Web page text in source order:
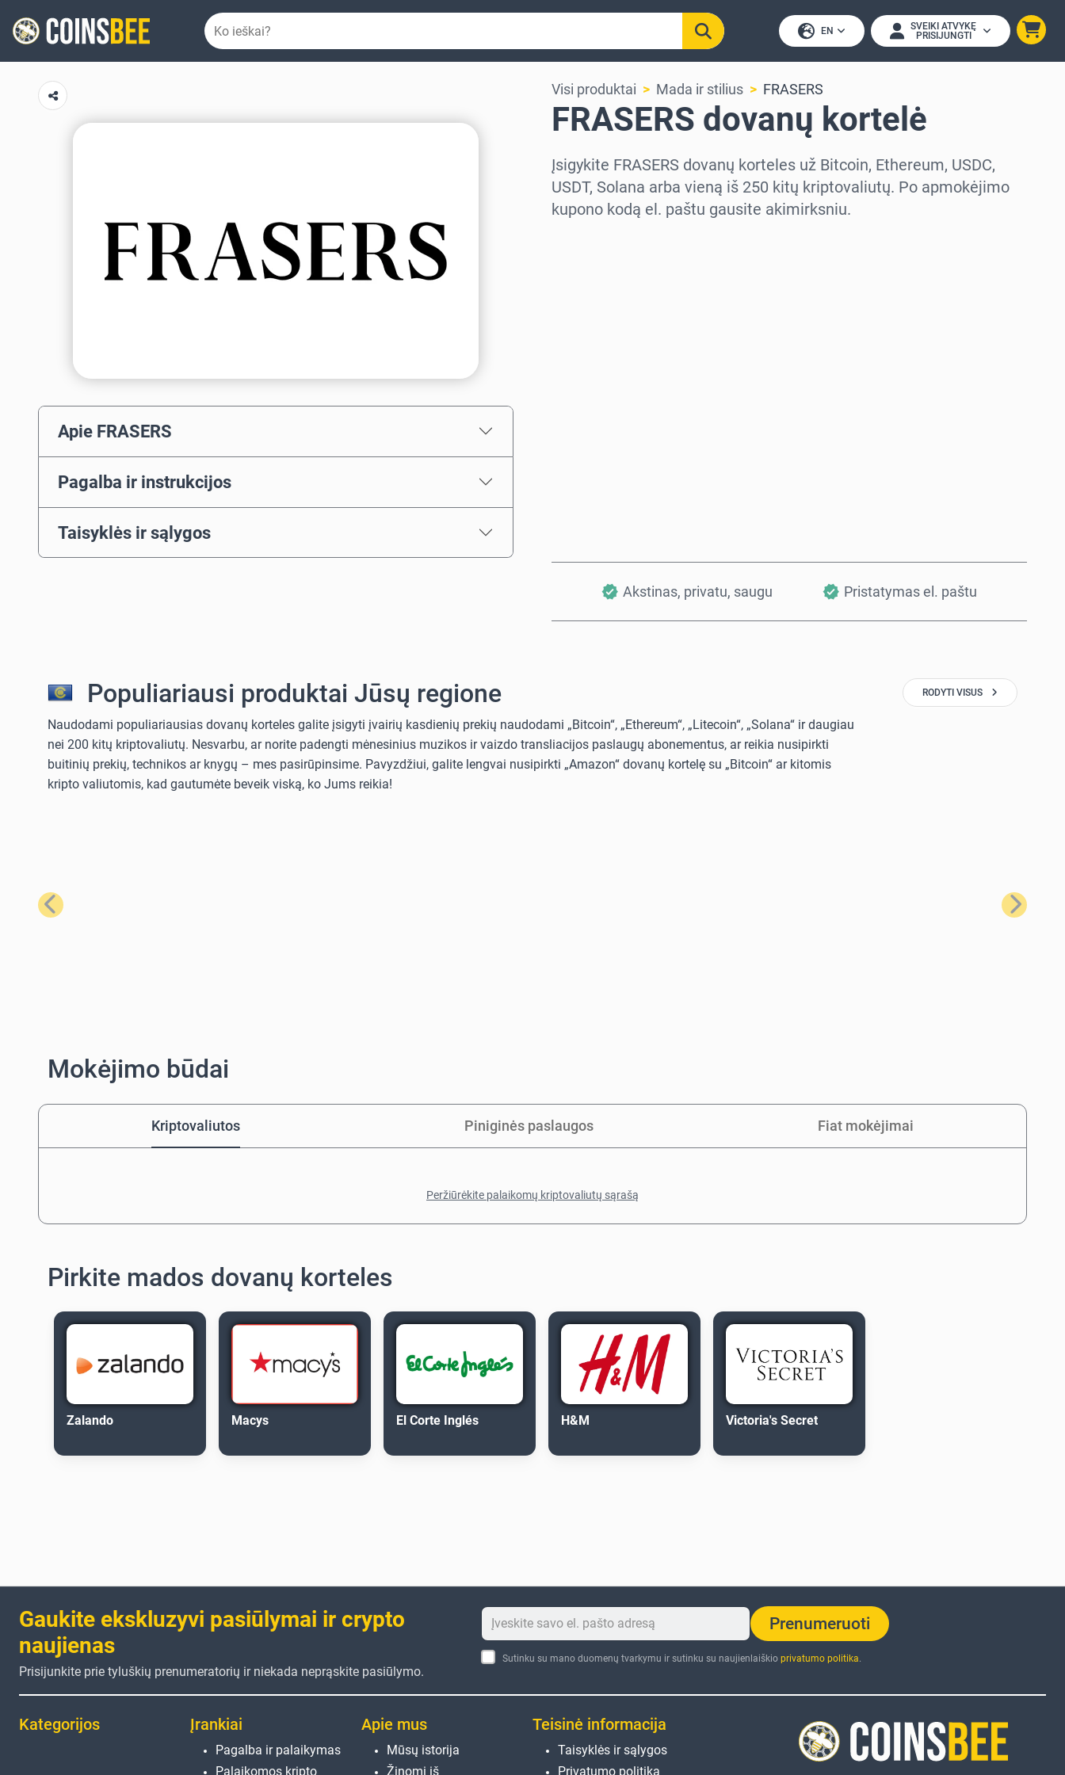
EN
SVEIKI ATVYKĘ
PRISIJUNGTI
Apie FRASERS
Pagalba ir instrukcijos
Taisyklės ir sąlygos
Visi produktai Mada ir stilius FRASERS
FRASERS dovanų kortelė
Įsigykite FRASERS dovanų korteles už Bitcoin, Ethereum, USDC,
USDT, Solana arba vieną iš 250 kitų kriptovaliutų. Po apmokėjimo
kupono kodą el. paštu gausite akimirksniu.
Akstinas, privatu, saugu Pristatymas el. paštu
Populiariausi produktai Jūsų regione
Naudodami populiariausias dovanų korteles galite įsigyti įvairių kasdienių prekių naudodami „Bitcoin“, „Ethereum“, „Litecoin“, „Solana“ ir daugiau
nei 200 kitų kriptovaliutų. Nesvarbu, ar norite padengti mėnesinius muzikos ir vaizdo transliacijos paslaugų abonementus, ar reikia nusipirkti
buitinių prekių, technikos ar knygų – mes pasirūpinsime. Pavyzdžiui, galite lengvai nusipirkti „Amazon“ dovanų kortelę su „Bitcoin“ ar kitomis
kripto valiutomis, kad gautumėte beveik viską, ko Jums reikia!
RODYTI VISUS
Ankstesnis Kitas
Mokėjimo būdai
Kriptovaliutos Piniginės paslaugos Fiat mokėjimai
Peržiūrėkite palaikomų kriptovaliutų sąrašą
Pirkite mados dovanų korteles
Zalando Macys El Corte Inglés H&M Victoria's Secret
Gaukite ekskluzyvi pasiūlymai ir crypto
naujienas
Prisijunkite prie tyluškių prenumeratorių ir niekada neprąskite pasiūlymo.
Prenumeruoti
Sutinku su mano duomenų tvarkymu ir sutinku su naujienlaiškio privatumo politika.
Kategorijos Įrankiai
Pagalba ir palaikymas
Palaikomos kripto
Apie mus
Mūsų istorija
Žinomi iš
Teisinė informacija
Taisyklės ir sąlygos
Privatumo politika